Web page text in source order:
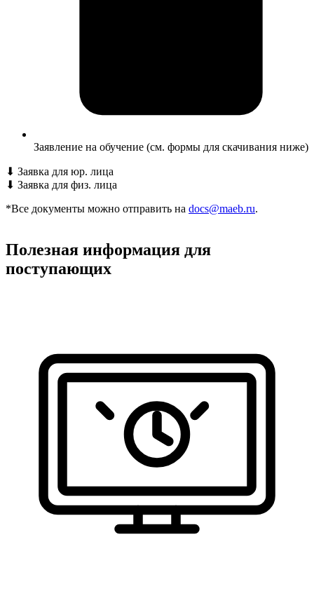
Заявление на обучение (см. формы для скачивания ниже)
⬇ Заявка для юр. лица
⬇ Заявка для физ. лица
*Все документы можно отправить на docs@maeb.ru.
Полезная информация для
поступающих